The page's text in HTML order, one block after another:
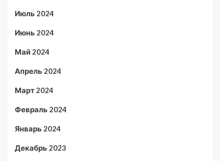
Июль 2024
Июнь 2024
Май 2024
Апрель 2024
Март 2024
Февраль 2024
Январь 2024
Декабрь 2023